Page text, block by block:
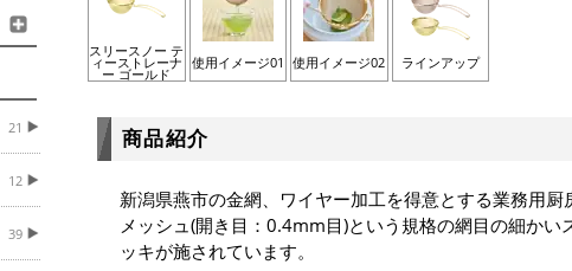
21
12
39
スリースノー テ
ィーストレーナ
ー ゴールド
使用イメージ01 使用イメージ02 ラインアップ
商品紹介
新潟県燕市の金網、ワイヤー加工を得意とする業務用
メッシュ(開き目：0.4mm目)という規格の網目の細かい
ッキが施されています。